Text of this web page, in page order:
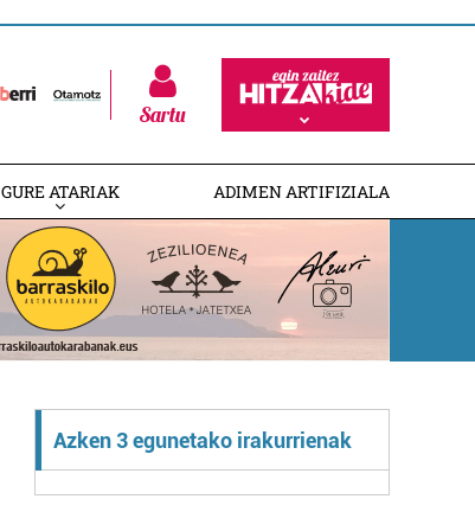
Sartu
GURE ATARIAK ADIMEN ARTIFIZIALA
Azken 3 egunetako irakurrienak